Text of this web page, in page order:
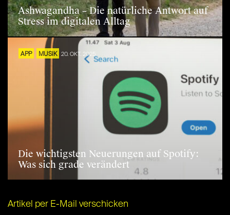
Ashwagandha – Die natürliche Antwort auf
Stress im digitalen Alltag
APP MUSIK 20. OKT. 2025
Die wichtigsten Neuerungen auf Spotify:
Was sich grade verändert
Artikel per E-Mail verschicken